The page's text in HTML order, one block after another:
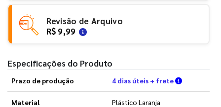
Revisão de Arquivo
R$ 9,99
Especificações do Produto
Prazo de produção 4 dias úteis + frete Verifique
Material Plástico Laranja